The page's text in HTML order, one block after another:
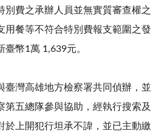
別費之承辦人員並無實質審查權之
用餐等不符合特別費報支範圍之發
幣1萬 1,639元。
臺灣高雄地方檢察署共同偵辦，並
第五總隊參與協助，經執行搜索及
於上開犯行坦承不諱，並已主動繳